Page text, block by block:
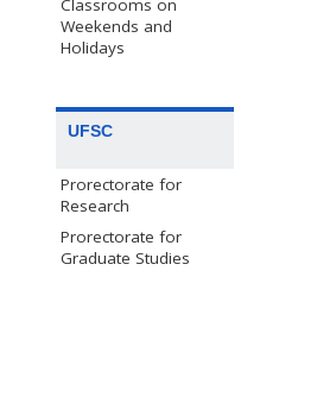
Classrooms on
Weekends and
Holidays
UFSC
Prorectorate for
Research
Prorectorate for
Graduate Studies